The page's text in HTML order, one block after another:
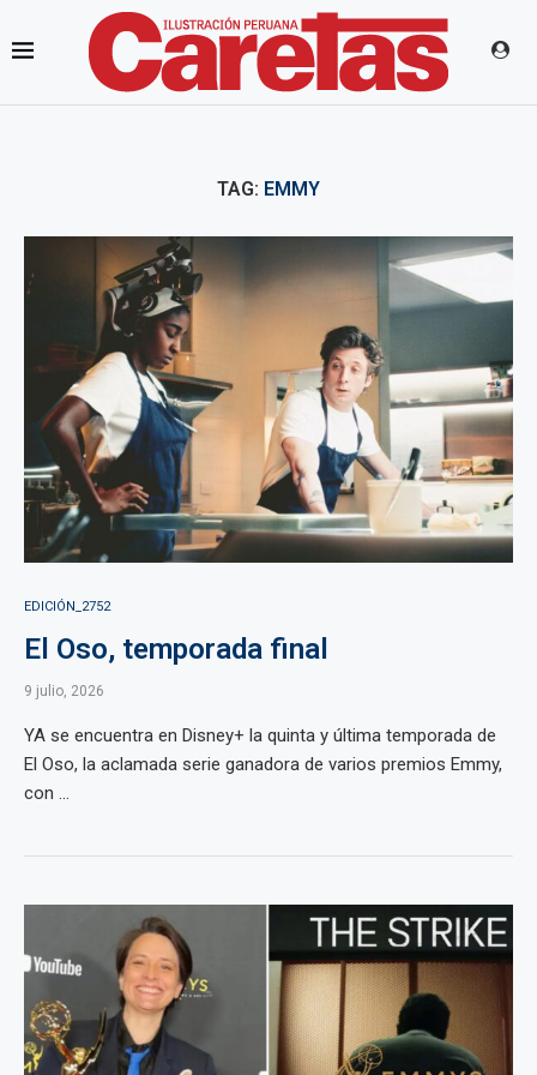
TAG: EMMY
EDICIÓN_2752
El Oso, temporada final
9 julio, 2026
YA se encuentra en Disney+ la quinta y última temporada de
El Oso, la aclamada serie ganadora de varios premios Emmy,
con ...